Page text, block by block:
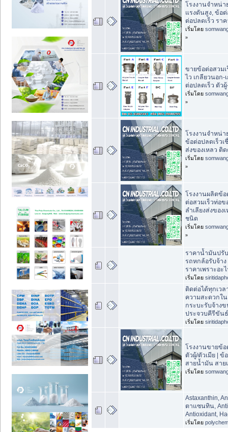
โรงงานจำหน่า
แรงดันสูง, ข้อ
ต่อปลดเร็ว รา
เริ่มโดย
»
ขายข้อต่อสวม
ไว เกลียวนอก-
ต่อปลดเร็ว ตัวผู้
เริ่มโดย
»
โรงงานจำหน่า
ข้อต่อปลดเร็วเ
ส่งของเหลว ติด
เริ่มโดย
»
โรงงานผลิตข้อ
ต่อสวมเร็วท่อข
ลำเลียงส่งของ
ชนิด
เริ่มโดย
»
ราคาน้ำมันปรั
รถหกล้อรับจ้า
ราคาเพราะอะ
เริ่มโดย
ติดต่อได้ทุกเวล
ความสะดวกใ
กระบะรับจ้าง
ประจวบคีรีขันธ์
เริ่มโดย
โรงงานขายข้อ
ตัวผู้/ตัวเมีย | ข้
สายน้ำมัน สาย
เริ่มโดย
Astaxanthin,
ตาแซนทิน,
Antioxidant,
เริ่มโดย